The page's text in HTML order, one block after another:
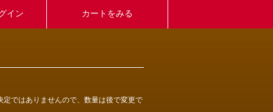
イン カートをみる
ではありませんので、数量は後で変更で